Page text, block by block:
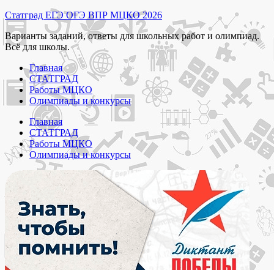
Перейти
к
содержимому
Статград ЕГЭ ОГЭ ВПР МЦКО 2026
Варианты заданий, ответы для школьных работ и олимпиад.
Всё для школы.
Главная
СТАТГРАД
Работы МЦКО
Олимпиады и конкурсы
Главная
СТАТГРАД
Работы МЦКО
Олимпиады и конкурсы